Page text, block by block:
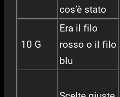
cos’è stato
10 G
Era il filo
rosso o il filo
blu